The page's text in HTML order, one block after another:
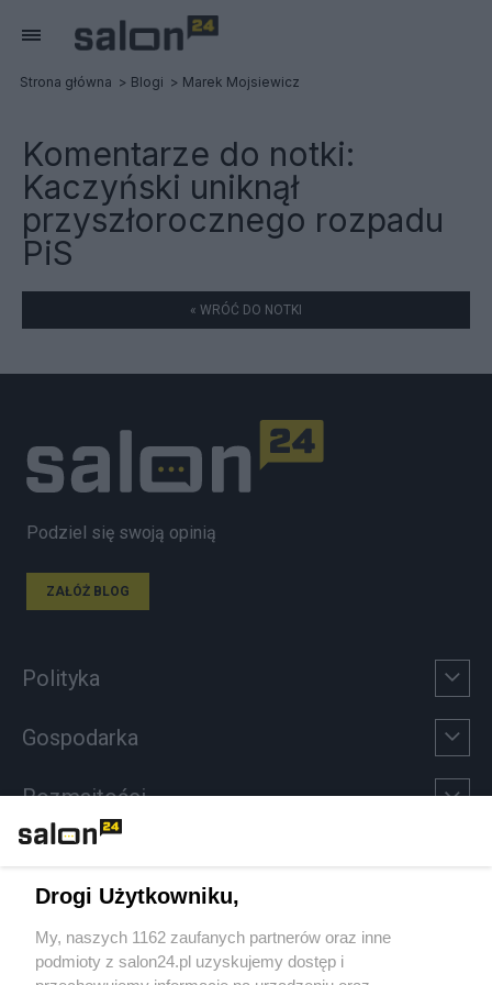
Strona główna Blogi Marek Mojsiewicz
Komentarze do notki:
Kaczyński uniknął
przyszłorocznego rozpadu
PiS
« WRÓĆ DO NOTKI
Podziel się swoją opinią
ZAŁÓŻ BLOG
Polityka
Gospodarka
Rozmaitości
Sport
Społeczeństwo
Drogi Użytkowniku,
My, naszych 1162 zaufanych partnerów oraz inne
podmioty z salon24.pl uzyskujemy dostęp i